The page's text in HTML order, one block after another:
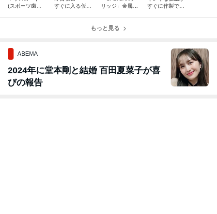
(スポーツ歯科)
すぐに入る仮歯
リッジ」金属を
が、保険適用に
すぐに作製でき
もっと見る
ABEMA
2024年に堂本剛と結婚 百田夏菜子が喜
びの報告